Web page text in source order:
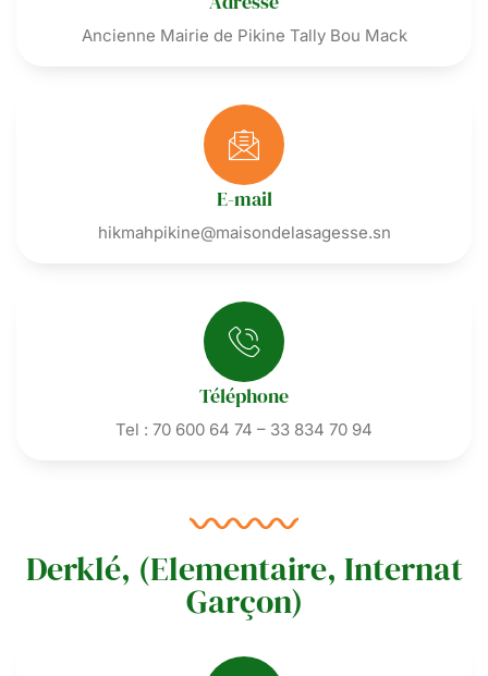
Derklé, (Elementaire, Internat
Garçon)
Ancienne Mairie de Pikine Tally Bou Mack
E-mail
hikmahpikine@maisondelasagesse.sn
Téléphone
Tel : 70 600 64 74 – 33 834 70 94